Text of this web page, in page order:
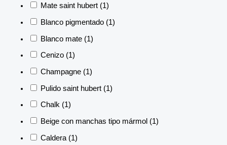
Mate saint hubert (1)
Blanco pigmentado (1)
Blanco mate (1)
Cenizo (1)
Champagne (1)
Pulido saint hubert (1)
Chalk (1)
Beige con manchas tipo mármol (1)
Caldera (1)